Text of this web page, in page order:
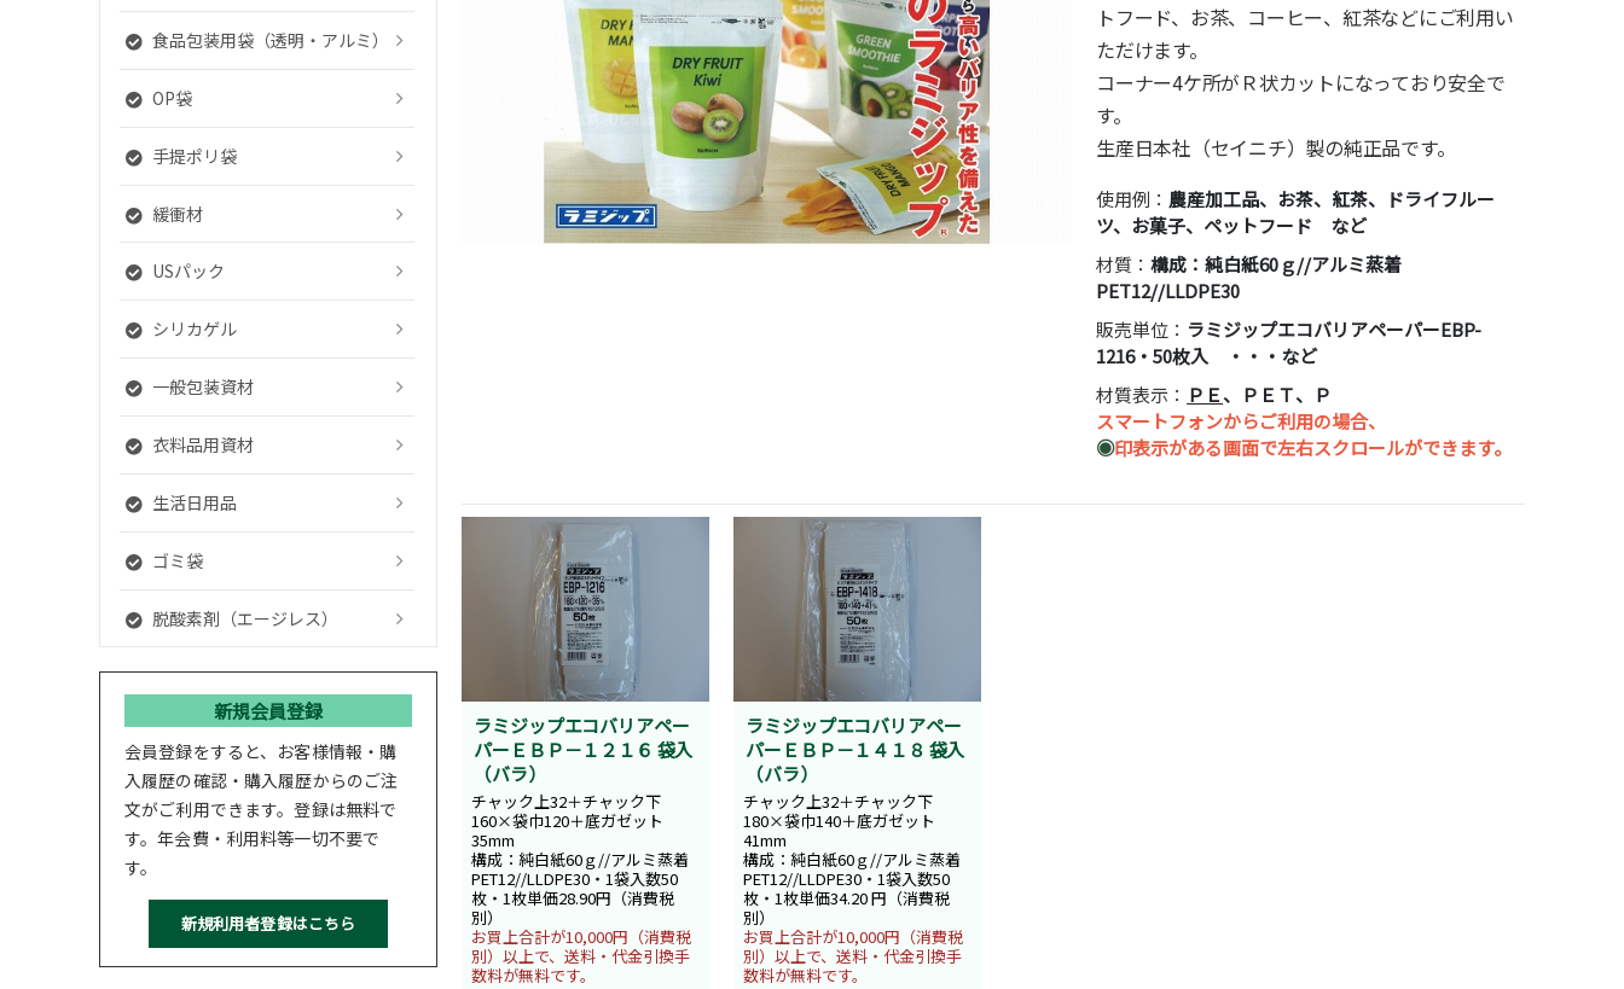
トフード、お茶、コーヒー、紅茶などにご利用い
ただけます。
コーナー4ケ所がＲ状カットになっており安全で
す。
生産日本社（セイニチ）製の純正品です。
使用例： 農産加工品、お茶、紅茶、ドライフルー
ツ、お菓子、ペットフード など
材質：構成：純白紙60ｇ//アルミ蒸着
PET12//LLDPE30
販売単位： ラミジップエコバリアペーパーEBP-
1216・50枚入 ・・・など
材質表示： ＰＥ、ＰＥＴ、Ｐ
スマートフォンからご利用の場合、
◉印表示がある画面で左右スクロールができます。
ラミジップエコバリアペー
パーＥＢＰ－１２１６ 袋入
（バラ）
チャック上32＋チャック下
160×袋巾120＋底ガゼット
35mm
構成：純白紙60ｇ//アルミ蒸着
PET12//LLDPE30・1袋入数50
枚・1枚単価28.90円（消費税
別）
お買上合計が10,000円（消費税
別）以上で、送料・代金引換手
数料が無料です。
ラミジップエコバリアペー
パーＥＢＰ－１４１８ 袋入
（バラ）
チャック上32＋チャック下
180×袋巾140＋底ガゼット
41mm
構成：純白紙60ｇ//アルミ蒸着
PET12//LLDPE30・1袋入数50
枚・1枚単価34.20 円（消費税
別）
お買上合計が10,000円（消費税
別）以上で、送料・代金引換手
数料が無料です。
食品包装用袋（透明・アルミ）
OP袋
手提ポリ袋
緩衝材
USパック
シリカゲル
一般包装資材
衣料品用資材
生活日用品
ゴミ袋
脱酸素剤（エージレス）
新規会員登録
会員登録をすると、お客様情報・購
入履歴の確認・購入履歴からのご注
文がご利用できます。登録は無料で
す。年会費・利用料等一切不要で
す。